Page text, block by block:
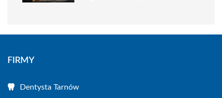
FIRMY
Dentysta Tarnów